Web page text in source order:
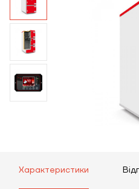
Статті
Контакти
Характеристики